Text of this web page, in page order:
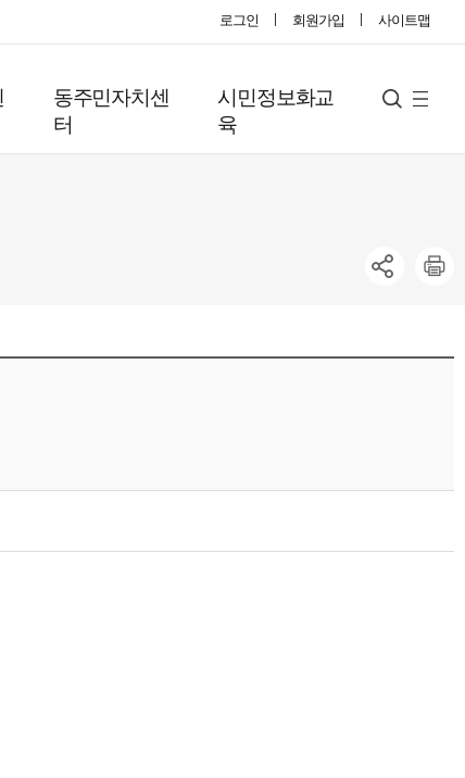
로그인 회원가입 사이트맵
동주민자치센
터
시민정보화교
육
검
사
트